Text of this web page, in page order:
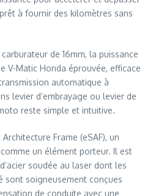
à fournir des kilomètres sans
de 16mm, la puissance
V-Matic Honda éprouvée, efficace
automatique à
levier d’embrayage ou levier de
reste simple et intuitive.
Frame (eSAF), un
un élément porteur. Il est
soudée au laser dont les
sont soigneusement conçues
de conduite avec une